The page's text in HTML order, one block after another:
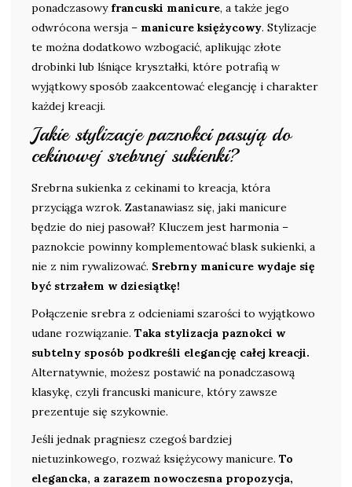
ponadczasowy francuski manicure, a także jego
odwrócona wersja – manicure księżycowy. Stylizacje
te można dodatkowo wzbogacić, aplikując złote
drobinki lub lśniące kryształki, które potrafią w
wyjątkowy sposób zaakcentować elegancję i charakter
każdej kreacji.
Jakie stylizacje paznokci pasują do
cekinowej srebrnej sukienki?
Srebrna sukienka z cekinami to kreacja, która
przyciąga wzrok. Zastanawiasz się, jaki manicure
będzie do niej pasował? Kluczem jest harmonia –
paznokcie powinny komplementować blask sukienki, a
nie z nim rywalizować. Srebrny manicure wydaje się
być strzałem w dziesiątkę!
Połączenie srebra z odcieniami szarości to wyjątkowo
udane rozwiązanie. Taka stylizacja paznokci w
subtelny sposób podkreśli elegancję całej kreacji.
Alternatywnie, możesz postawić na ponadczasową
klasykę, czyli francuski manicure, który zawsze
prezentuje się szykownie.
Jeśli jednak pragniesz czegoś bardziej
nietuzinkowego, rozważ księżycowy manicure. To
elegancka, a zarazem nowoczesna propozycja,